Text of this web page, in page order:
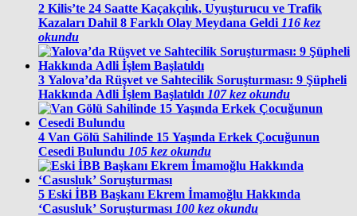
2 Kilis’te 24 Saatte Kaçakçılık, Uyuşturucu ve Trafik
Kazaları Dahil 8 Farklı Olay Meydana Geldi 116 kez
okundu
3 Yalova’da Rüşvet ve Sahtecilik Soruşturması: 9 Şüpheli
Hakkında Adli İşlem Başlatıldı 107 kez okundu
4 Van Gölü Sahilinde 15 Yaşında Erkek Çocuğunun
Cesedi Bulundu 105 kez okundu
5 Eski İBB Başkanı Ekrem İmamoğlu Hakkında
‘Casusluk’ Soruşturması 100 kez okundu